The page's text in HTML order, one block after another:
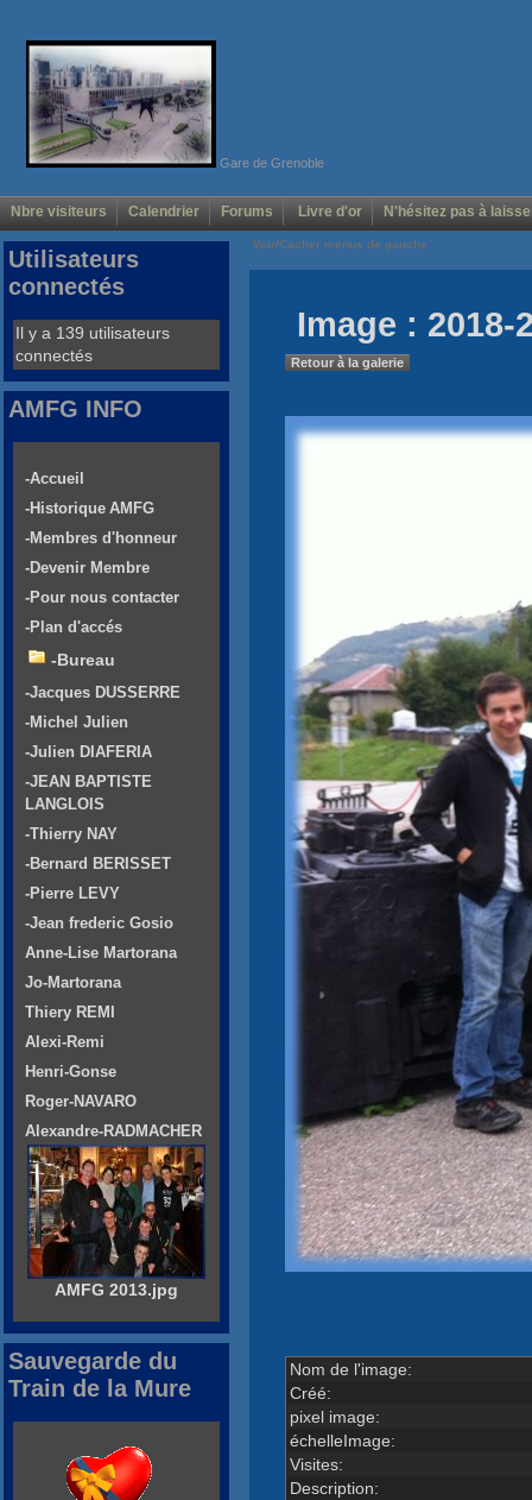
Gare de Grenoble
Nbre visiteurs Calendrier Forums Livre d'or N'hésitez pas à
Voir/Cacher menus de gauche
Image : 2018-
Retour à la galerie
Nom de l'image:
Créé:
pixel image:
échelleImage:
Visites:
Description:
Utilisateurs
connectés
Il y a 139 utilisateurs
connectés
AMFG INFO
-Accueil
-Historique AMFG
-Membres d'honneur
-Devenir Membre
-Pour nous contacter
-Plan d'accés
-Bureau
-Jacques DUSSERRE
-Michel Julien
-Julien DIAFERIA
-JEAN BAPTISTE
LANGLOIS
-Thierry NAY
-Bernard BERISSET
-Pierre LEVY
-Jean frederic Gosio
Anne-Lise Martorana
Jo-Martorana
Thiery REMI
Alexi-Remi
Henri-Gonse
Roger-NAVARO
Alexandre-RADMACHER
AMFG 2013.jpg
Sauvegarde du
Train de la Mure